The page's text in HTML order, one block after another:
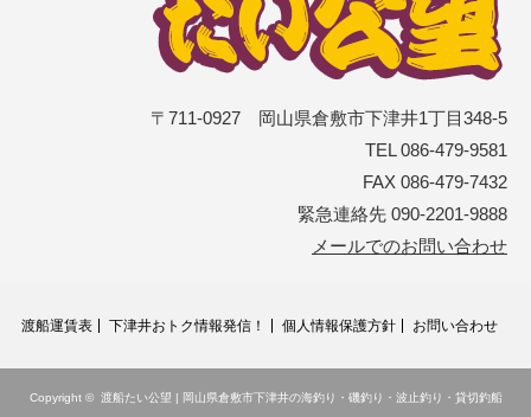
〒711-0927 岡山県倉敷市下津井1丁目348-5
TEL 086-479-9581
FAX 086-479-7432
緊急連絡先 090-2201-9888
メールでのお問い合わせ
渡船運賃表 下津井おトク情報発信！ 個人情報保護方針 お問い合わせ
Copyright © 渡船たい公望 | 岡山県倉敷市下津井の海釣り・磯釣り・波止釣り・貸切釣船